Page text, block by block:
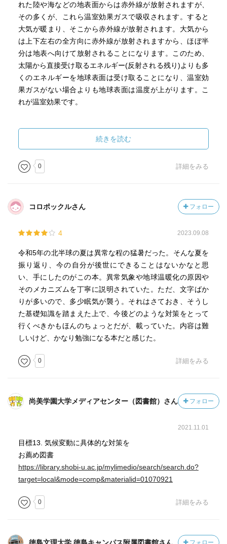
れた陸や海などの地表面からは赤外線が放射されますが、
その多くが、これら温室効果ガスで吸収されます。すると
大気が暖まり、そこから赤外線が放射されます。大気から
は上下左右の全方向に赤外線が放射されますから、ほぼ半
分は地表へ向けて放射されることになります。このため、
太陽から直接受け取るエネルギー(反射される残り)よりも多
くのエネルギーを地球表面は受け取ることになり、温室効
果ガスがない場合よりも地球表面は温度が上がります。こ
れが温室効果です。
氷河時代と氷河時代の間には、大気中の二酸化炭素濃度
が現在の一〇倍にもなっていた時代もありました。その温
室効果のため、世界平均気温が現在より数℃以上温暖な時
代は、地球の歴史上は珍しいことではありません。しか
は、人類は経験していません。今後の二酸化炭素の排出シ
ナリオによりますが、このような温暖化が今世紀中という
いるのです。
最近まとめられた過去１０００〜２０００年間の地域ご
との平均気温には、次の三つの大きな特徴があります。
(1)一九世紀に至るまで一貫して、すべての地域で長期的な
寒冷化が認められる。
(2)二〇世紀になると、南極を除くすべての地域で温暖化に
ーンは、大規模な火山噴火や太陽活動極小期に当たる一部
の寒冷期を除いて、地域間、特に南北両半球間では必ずし
じ。
球が受け取る太陽エネルギーの長期変化を反映したものと
考えられます。
(3)は、一九世紀以前の太陽エネルギーの変動が、数十年
から数百年という時間スケールでは、必ずしも地球全体で
一様な気温の変動、特に温暖化を引き起こしてきたわけで
これらのことから、(2)の二〇世紀の地球全体の温暖化
続きを読む
0 詳細をみる
コロポックルさん フォロー
4 2023.09.08
令和5年の北半球の夏は異常な程の猛暑だった。そんな夏を
振り返り、今の自分が後世にできることはないかなと思
い、手にしたのがこの本。異常気象や地球温暖化の原因や
そのメカニズムを丁寧に説明されていた。ただ、文字ばか
りが多いので、多少眠気が襲う。それはさておき、そうし
た基礎知識を踏まえた上で、今後どのような対策をとって
行くべきかもほんのちょっとだが、載っていた。内容は難
しいけど、かなり勉強になる本だと感じた。
0 詳細をみる
尚美学園大学メディアセンター（図書館）さん フォロー
2021.11.01
目標13. 気候変動に具体的な対策を
お薦め図書
https://library.shobi-u.ac.jp/mylimedio/search/search.do?
target=local&mode=comp&materialid=01070921
0 詳細をみる
フォロー